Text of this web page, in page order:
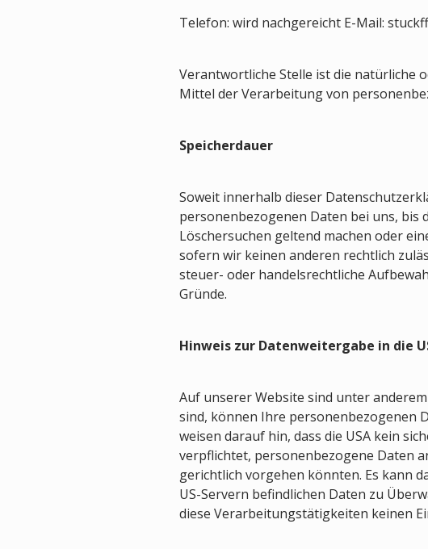
Telefon: wird nachgereicht E-Mail:
Verantwortliche Stelle ist die natürliche
Mittel der Verarbeitung von
Speicherdauer
Soweit innerhalb dieser
personenbezogenen Daten bei uns, bis
Löschersuchen geltend machen oder
sofern wir keinen anderen rechtlich
steuer- oder handelsrechtliche
Gründe.
Hinweis zur Datenweitergabe in die
Auf unserer Website sind unter
sind, können Ihre personenbezogenen
weisen darauf hin, dass die USA kein
verpflichtet, personenbezogene Daten
gerichtlich vorgehen könnten. Es kann
US-Servern befindlichen Daten zu
diese Verarbeitungstätigkeiten keinen